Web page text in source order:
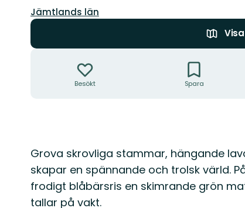
Län:
Jämtlands län
Besökt Spara
Beskrivning
Grova skrovliga stammar, hängande
skapar en spännande och trolsk värld.
frodigt blåbärsris en skimrande grön
tallar på vakt.